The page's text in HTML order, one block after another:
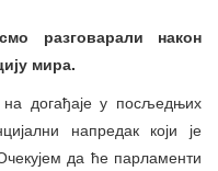
разговарали након
мира.
догађаје у посљедњих
напредак који је
да ће парламенти